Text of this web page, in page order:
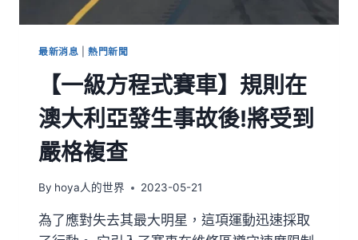
最新消息 |熱門新聞
【一級方程式賽車】規則在
澳大利亞發生事故後!將受到
嚴格複查
By hoya人的世界 2023-05-21
為了應對失去其最大明星，這項運動迅速採取